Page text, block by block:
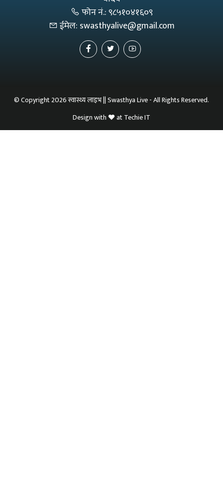
फोन नं.:९८५१०४१६०९
ईमेल: swasthyalive@gmail.com
© Copyright 2026 स्वास्थ्य लाइभ || Swasthya Live - All Rights Reserved.
Design with
atTechie IT